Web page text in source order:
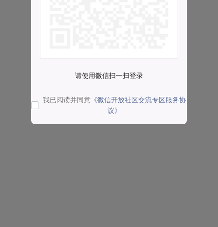
请使用微信扫一扫登录
我已阅读并同意 《微信开放社区交流专区服务协
议》